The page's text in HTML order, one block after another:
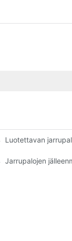
Luotettavan
Jarrupalojen